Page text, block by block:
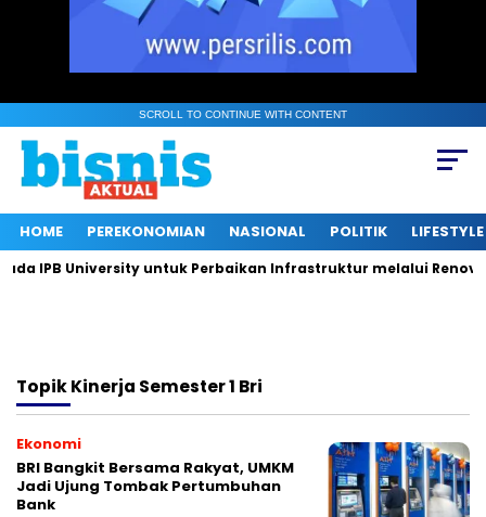
SCROLL TO CONTINUE WITH CONTENT
HOME PEREKONOMIAN NASIONAL POLITIK LIFESTYLE
IPB University untuk Perbaikan Infrastruktur melalui
TopikKinerja Semester 1 Bri
Ekonomi
BRI Bangkit Bersama Rakyat, UMKM
Jadi Ujung Tombak Pertumbuhan
Bank